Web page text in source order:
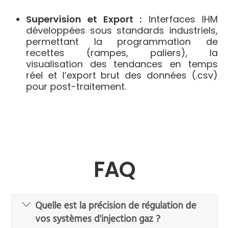
Supervision et Export : Interfaces IHM
développées sous standards industriels,
permettant la programmation de
recettes (rampes, paliers), la
visualisation des tendances en temps
réel et l’export brut des données (.csv)
pour post-traitement.
FAQ
Quelle est la précision de régulation de
vos systèmes d'injection gaz ?